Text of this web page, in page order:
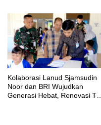
Kolaborasi Lanud Sjamsudin
Noor dan BRI Wujudkan
Generasi Hebat, Renovasi TK